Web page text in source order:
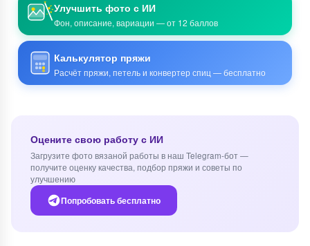
Улучшить фото с ИИ
Фон, описание, вариации — от 12 баллов
Калькулятор пряжи
Расчёт пряжи, петель и конвертер спиц — бесплатно
Оцените свою работу с ИИ
Загрузите фото вязаной работы в наш Telegram-бот —
получите оценку качества, подбор пряжи и советы по
улучшению
Попробовать бесплатно